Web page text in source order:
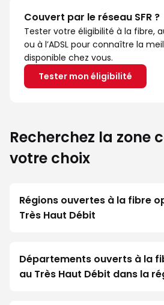
Couvert par le réseau SFR ?
Tester votre éligibilité à la fibre,
ou à l’ADSL pour connaître la
disponible chez vous.
Tester mon éligibilité
Recherchez la zone
votre choix
Régions ouvertes à la fibre
Très Haut Débit
Départements ouverts à la
au Très Haut Débit dans la